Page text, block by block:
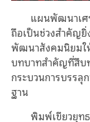
แผนพัฒนาเศ
ถือเป็นช่วงสำคัญยิ่
พัฒนาสังคมนิยมใ
บทบาทสำคัญที่สืบ
กระบวนการบรร
ฐาน
พิมพ์เขียวยุท